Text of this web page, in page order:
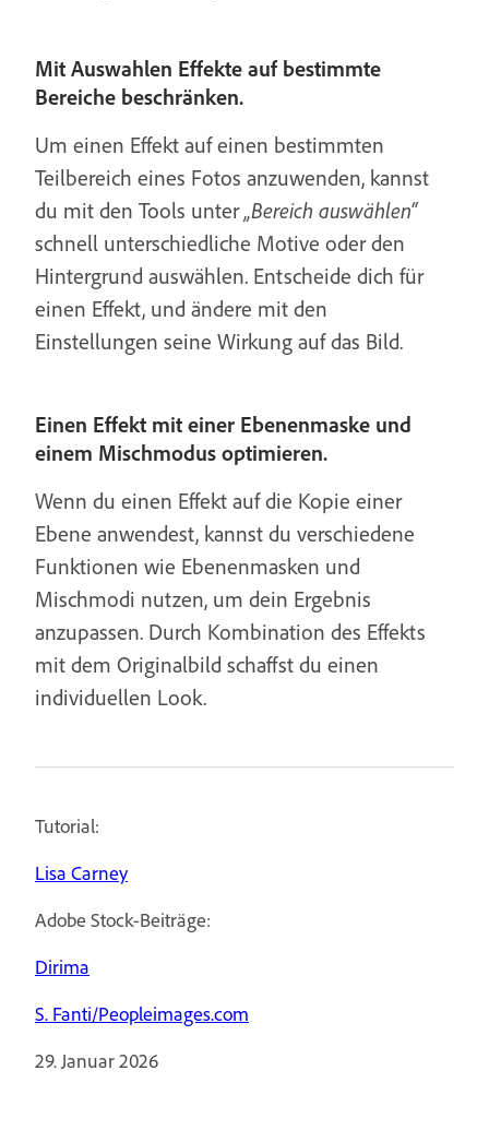
Mit Auswahlen Effekte auf bestimmte
Bereiche beschränken.
Um einen Effekt auf einen bestimmten
Teilbereich eines Fotos anzuwenden, kannst
du mit den Tools unter„Bereich auswählen“
schnell unterschiedliche Motive oder den
Hintergrund auswählen. Entscheide dich für
einen Effekt, und ändere mit den
Einstellungen seine Wirkung auf das Bild.
Einen Effekt mit einer Ebenenmaske und
einem Mischmodus optimieren.
Wenn du einen Effekt auf die Kopie einer
Ebene anwendest, kannst du verschiedene
Funktionen wie Ebenenmasken und
Mischmodi nutzen, um dein Ergebnis
anzupassen. Durch Kombination des Effekts
mit dem Originalbild schaffst du einen
individuellen Look.
Tutorial:
Lisa Carney
Adobe Stock-Beiträge:
Dirima
S. Fanti/Peopleimages.com
29. Januar 2026